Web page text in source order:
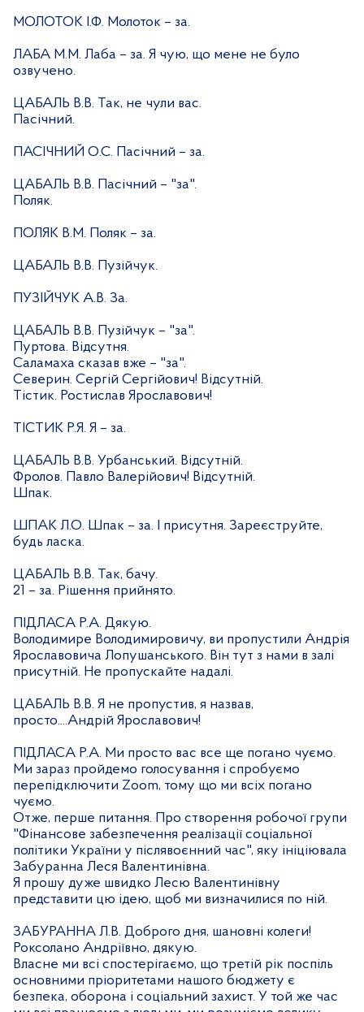
МОЛОТОК І.Ф. Молоток – за.
ЛАБА М.М. Лаба – за. Я чую, що мене не було
озвучено.
ЦАБАЛЬ В.В. Так, не чули вас.
Пасічний.
ПАСІЧНИЙ О.С. Пасічний – за.
ЦАБАЛЬ В.В. Пасічний – "за".
Поляк.
ПОЛЯК В.М. Поляк – за.
ЦАБАЛЬ В.В. Пузійчук.
ПУЗІЙЧУК А.В. За.
ЦАБАЛЬ В.В. Пузійчук – "за".
Пуртова. Відсутня.
Саламаха сказав вже – "за".
Северин. Сергій Сергійович! Відсутній.
Тістик. Ростислав Ярославович!
ТІСТИК Р.Я. Я – за.
ЦАБАЛЬ В.В. Урбанський. Відсутній.
Фролов. Павло Валерійович! Відсутній.
Шпак.
ШПАК Л.О. Шпак – за. І присутня. Зареєструйте,
будь ласка.
ЦАБАЛЬ В.В. Так, бачу.
21 – за. Рішення прийнято.
ПІДЛАСА Р.А. Дякую.
Володимире Володимировичу, ви пропустили Андрія
Ярославовича Лопушанського. Він тут з нами в залі
присутній. Не пропускайте надалі.
ЦАБАЛЬ В.В. Я не пропустив, я назвав,
просто....Андрій Ярославович!
ПІДЛАСА Р.А. Ми просто вас все ще погано чуємо.
Ми зараз пройдемо голосування і спробуємо
перепідключити Zoom, тому що ми всіх погано
чуємо.
Отже, перше питання. Про створення робочої групи
"Фінансове забезпечення реалізації соціальної
політики України у післявоєнний час", яку ініціювала
Забуранна Леся Валентинівна.
Я прошу дуже швидко Лесю Валентинівну
представити цю ідею, щоб ми визначилися по ній.
ЗАБУРАННА Л.В. Доброго дня, шановні колеги!
Роксолано Андріївно, дякую.
Власне ми всі спостерігаємо, що третій рік поспіль
основними пріоритетами нашого бюджету є
безпека, оборона і соціальний захист. У той же час